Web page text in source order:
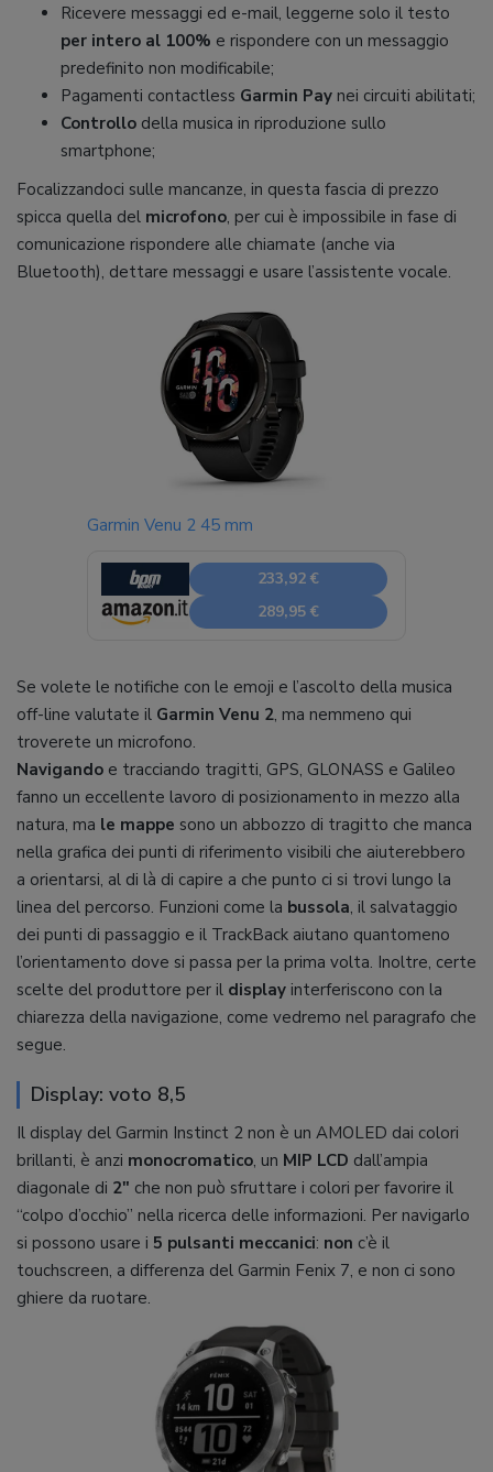
Ricevere messaggi ed e-mail, leggerne solo il testo
per intero al 100% e rispondere con un messaggio
predefinito non modificabile;
Pagamenti contactless Garmin Pay nei circuiti abilitati;
Controllo della musica in riproduzione sullo
smartphone;
Focalizzandoci sulle mancanze, in questa fascia di prezzo
spicca quella del microfono, per cui è impossibile in fase di
comunicazione rispondere alle chiamate (anche via
Bluetooth), dettare messaggi e usare l’assistente vocale.
Garmin Venu 2 45 mm
233,92 €
289,95 €
Se volete le notifiche con le emoji e l’ascolto della musica
off-line valutate il Garmin Venu 2, ma nemmeno qui
troverete un microfono.
Navigando e tracciando tragitti, GPS, GLONASS e Galileo
fanno un eccellente lavoro di posizionamento in mezzo alla
natura, ma le mappe sono un abbozzo di tragitto che manca
nella grafica dei punti di riferimento visibili che aiuterebbero
a orientarsi, al di là di capire a che punto ci si trovi lungo la
linea del percorso. Funzioni come la bussola, il salvataggio
dei punti di passaggio e il TrackBack aiutano quantomeno
l’orientamento dove si passa per la prima volta. Inoltre, certe
scelte del produttore per il display interferiscono con la
chiarezza della navigazione, come vedremo nel paragrafo che
segue.
Display: voto 8,5
Il display del Garmin Instinct 2 non è un AMOLED dai colori
brillanti, è anzi monocromatico, un MIP LCD dall’ampia
diagonale di 2″ che non può sfruttare i colori per favorire il
“colpo d’occhio” nella ricerca delle informazioni. Per navigarlo
si possono usare i 5 pulsanti meccanici: non c’è il
touchscreen, a differenza del Garmin Fenix 7, e non ci sono
ghiere da ruotare.